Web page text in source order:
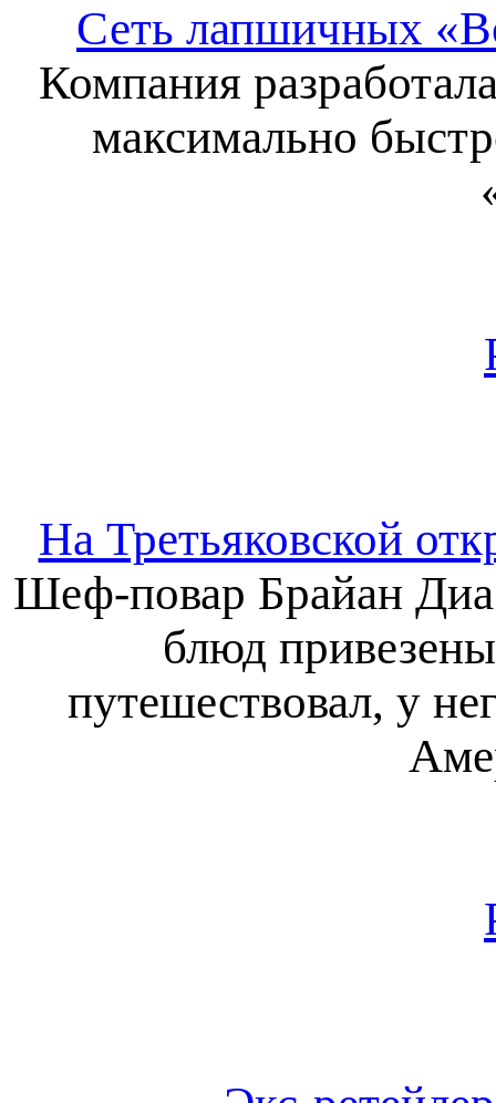
Сеть лапшичных
Компания
максимально
На Третьяковской
Шеф-повар Брайан
блюд
путешествовал, у